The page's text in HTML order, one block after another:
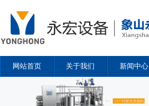
网站首页 关于我们 新闻中心
合作企业